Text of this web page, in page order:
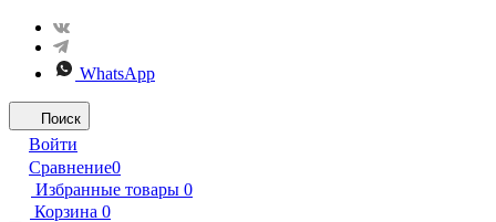
WhatsApp
Поиск
Войти
Сравнение0
Избранные товары 0
Корзина 0